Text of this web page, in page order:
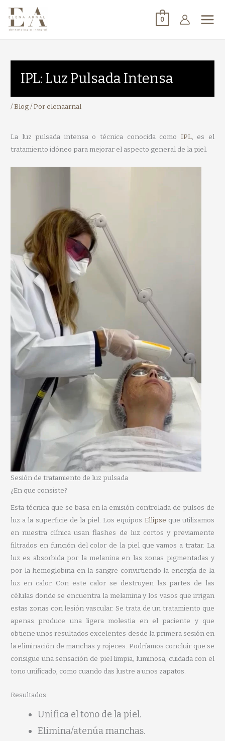
0
IPL: Luz Pulsada Intensa
/Blog/ Porelenaarnal
La luz pulsada intensa o técnica conocida como IPL, es el
tratamiento idóneo para mejorar el aspecto general de la piel.
Sesión de tratamiento de luz pulsada
¿En que consiste?
Esta técnica que se basa en la emisión controlada de pulsos de
luz a la superficie de la piel. Los equipos Ellipse que utilizamos
en nuestra clínica usan flashes de luz cortos y previamente
filtrados en función del color de la piel que vamos a tratar. La
luz es absorbida por la melanina en las zonas pigmentadas y
por la hemoglobina en la sangre convirtiendo la energía de la
luz en calor. Con este calor se destruyen las partes de las
células donde se encuentra la melamina y los vasos que irrigan
estas zonas con lesión vascular. Se trata de un tratamiento que
apenas produce una ligera molestia en el paciente y que
obtiene unos resultados excelentes desde la primera sesión en
la eliminación de manchas y rojeces. Podríamos concluir que se
consigue una sensación de piel limpia, luminosa, cuidada con el
tono unificado, como cuando das lustre a unos zapatos.
Resultados
Unifica el tono de la piel.
Elimina/atenúa manchas.